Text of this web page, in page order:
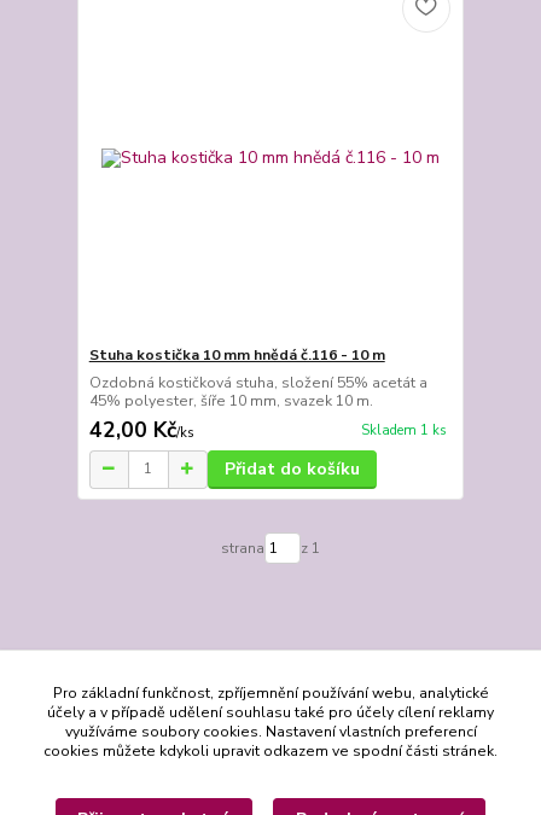
Stuha kostička 10 mm hnědá č.116 - 10 m
Ozdobná kostičková stuha, složení 55% acetát a
45% polyester, šíře 10 mm, svazek 10 m.
42,00 Kč/ks Skladem 1 ks
Přidat do košíku
strana z 1
Pro základní funkčnost, zpříjemnění používání webu, analytické
účely a v případě udělení souhlasu také pro účely cílení reklamy
využíváme soubory cookies. Nastavení vlastních preferencí
cookies můžete kdykoli upravit odkazem ve spodní části stránek.